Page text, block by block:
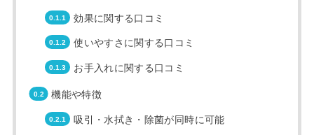
効果に関する口コミ
使いやすさに関する口コミ
お手入れに関する口コミ
機能や特徴
吸引・水拭き・除菌が同時に可能